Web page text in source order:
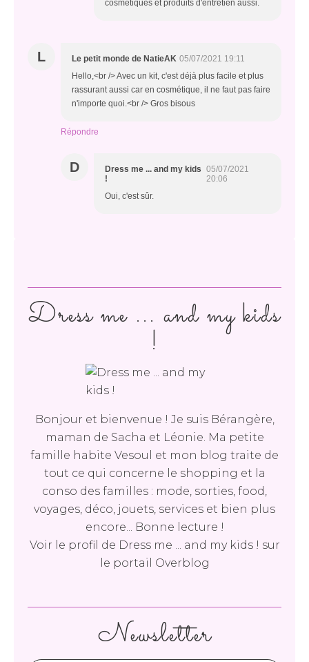
cosmétiques et produits d'entretien aussi.
L Le petit monde de NatieAK 05/07/2021 19:11
Hello,<br /> Avec un kit, c'est déjà plus facile et plus
rassurant aussi car en cosmétique, il ne faut pas faire
n'importe quoi.<br /> Gros bisous
Répondre
D
Dress me ... and my kids
!
05/07/2021
20:06
Oui, c'est sûr.
Newsletter
Dress me ... and my kids
!
Bonjour et bienvenue ! Je suis Bérangère,
maman de Sacha et Léonie. Ma petite
famille habite Vesoul et mon blog traite de
tout ce qui concerne le shopping et la
conso des familles : mode, sorties, food,
voyages, déco, jouets, services et bien plus
encore... Bonne lecture !
Voir le profil de Dress me ... and my kids ! sur
le portail Overblog